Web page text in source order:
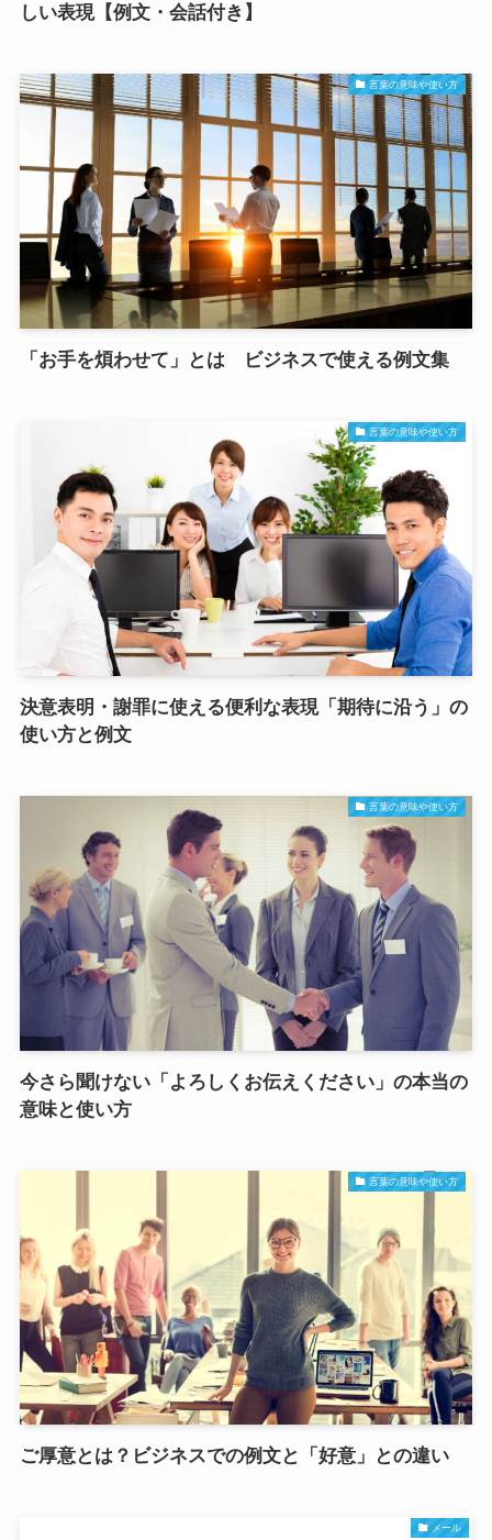
しい表現【例文・会話付き】
言葉の意味や使い方
「お手を煩わせて」とは ビジネスで使える例文集
言葉の意味や使い方
決意表明・謝罪に使える便利な表現「期待に沿う」の
使い方と例文
言葉の意味や使い方
今さら聞けない「よろしくお伝えください」の本当の
意味と使い方
言葉の意味や使い方
ご厚意とは？ビジネスでの例文と「好意」との違い
メール